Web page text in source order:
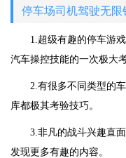
停车场司机驾驶无限
1.超级有趣的停车游
汽车操控技能的一次极大考
2.有很多不同类型的
库都极其考验技巧。
3.非凡的战斗兴趣直
发现更多有趣的内容。